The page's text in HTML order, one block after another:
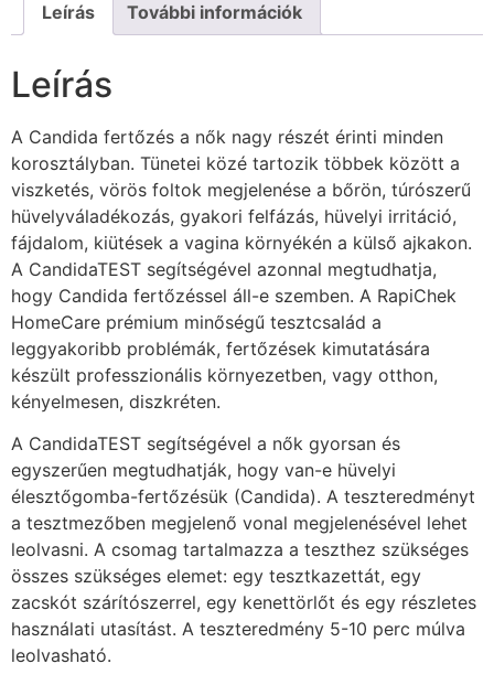
Leírás További információk
Leírás
A Candida fertőzés a nők nagy részét érinti minden
korosztályban. Tünetei közé tartozik többek között a
viszketés, vörös foltok megjelenése a bőrön, túrószerű
hüvelyváladékozás, gyakori felfázás, hüvelyi irritáció,
fájdalom, kiütések a vagina környékén a külső ajkakon.
A CandidaTEST segítségével azonnal megtudhatja,
hogy Candida fertőzéssel áll-e szemben. A RapiChek
HomeCare prémium minőségű tesztcsalád a
leggyakoribb problémák, fertőzések kimutatására
készült professzionális környezetben, vagy otthon,
kényelmesen, diszkréten.
A CandidaTEST segítségével a nők gyorsan és
egyszerűen megtudhatják, hogy van-e hüvelyi
élesztőgomba-fertőzésük (Candida). A teszteredményt
a tesztmezőben megjelenő vonal megjelenésével lehet
leolvasni. A csomag tartalmazza a teszthez szükséges
összes szükséges elemet: egy tesztkazettát, egy
zacskót szárítószerrel, egy kenettörlőt és egy részletes
használati utasítást. A teszteredmény 5-10 perc múlva
leolvasható.